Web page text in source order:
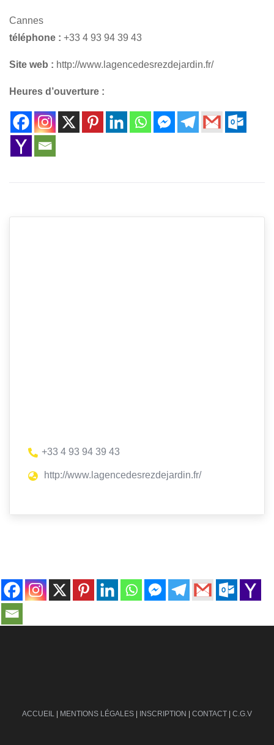
Cannes
téléphone : +33 4 93 94 39 43
Site web : http://www.lagencedesrezdejardin.fr/
Heures d’ouverture :
+33 4 93 94 39 43
http://www.lagencedesrezdejardin.fr/
ACCUEIL | MENTIONS LÉGALES | INSCRIPTION | CONTACT | C.G.V